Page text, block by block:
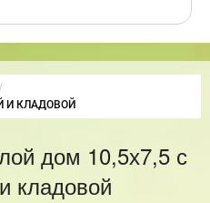
И КЛАДОВОЙ
дом 10,5х7,5 с
кладовой